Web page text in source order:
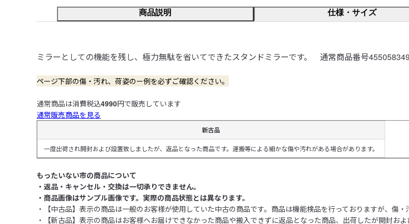
商品説明 仕様・サイズ
ミラーとしての機能を残し、極力無駄を省いてできたスタンドミラーです。　通常商品番号
ページ下部の傷・汚れ、荷姿のー例を必ずご確認ください。
通常商品は消費税込4990円で販売しています
通常販売商品を見る
新古品
一度出荷され開封および設置致しましたが、返品となった商品です。運搬等による細かな傷や汚れがある場合があります。
もったいない市の商品について
・返品・キャンセル・交換は一切承りできません。
・商品画像はサンプル画像です。実際の商品状態とは異なります。
・【中古品】表示の商品は一般のお客様が使用していた中古の商品です。商品は機能検品を行っておりますが、傷・
・【新古品】表示の商品はお客様へお届けできなかった商品や搬入できずに返品となった商品、出荷したが開封お